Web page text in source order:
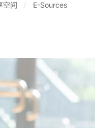
空间 E-Sources